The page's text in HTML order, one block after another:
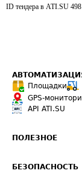
ID тендера в ATI.SU
Площадки
GPS-
API ATI.SU
ПОЛЕЗНОЕ
БЕЗОПАСНОСТЬ